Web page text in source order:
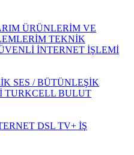
ÜRÜNLERİM VE
TEKNİK
İNTERNET İŞLEMİ
SES / BÜTÜNLEŞİK
TURKCELL BULUT
DSL TV+ İŞ